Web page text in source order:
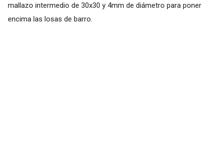
mallazo intermedio de 30x30 y 4mm de diámetro para poner
encima las losas de barro.